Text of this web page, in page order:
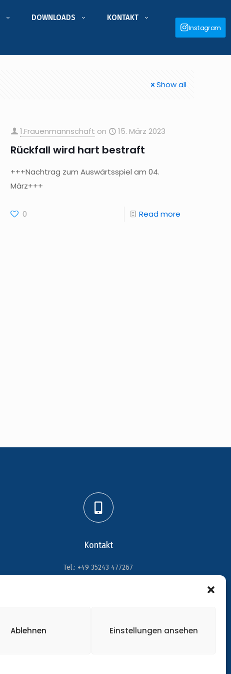
Ablehnen Einstellungen ansehen
DOWNLOADS KONTAKT
Instagram
Show all
1.Frauenmannschaft on 15. März 2023
Rückfall wird hart bestraft
+++Nachtrag zum Auswärtsspiel am 04.
März+++
0 Read more
Kontakt
Tel.: +49 35243 477267